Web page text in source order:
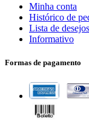
Minha conta
Histórico de
Lista de desejos
Informativo
Formas de pagamento